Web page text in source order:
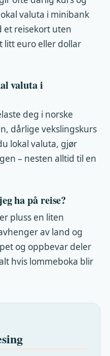
valuta i minibank
et reisekort uten
litt euro eller dollar
valuta i
deg i norske
dårlige vekslingskurs
lokal valuta, gjør
– nesten alltid til en
ha på reise?
pluss en liten
av land og
og oppbevar deler
hvis lommeboka blir